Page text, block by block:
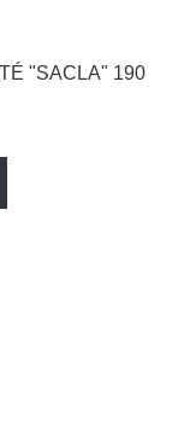
"SACLA" 190